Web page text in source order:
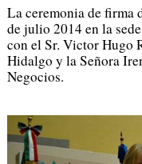
La ceremonia de firma
de julio 2014 en la
con el Sr. Victor Hugo
Hidalgo y la Señora
Negocios.